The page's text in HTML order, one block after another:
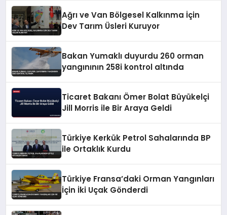
Ağrı ve Van Bölgesel Kalkınma İçin
Dev Tarım Üsleri Kuruyor
Bakan Yumaklı duyurdu 260 orman
yangınının 258i kontrol altında
Ticaret Bakanı Ömer Bolat Büyükelçi
Jill Morris ile Bir Araya Geldi
Türkiye Kerkük Petrol Sahalarında BP
ile Ortaklık Kurdu
Türkiye Fransa’daki Orman Yangınları
İçin İki Uçak Gönderdi